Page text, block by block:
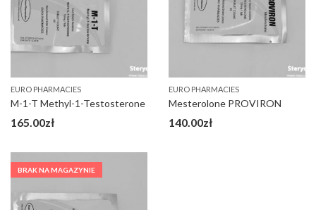
EURO PHARMACIES
M-1-T Methyl-1-Testosterone
165.00zł
EURO PHARMACIES
Mesterolone PROVIRON
140.00zł
BRAK NA MAGAZYNIE